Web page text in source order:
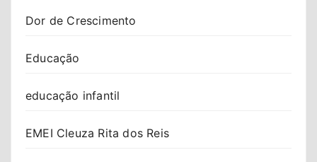
Dor de Crescimento
Educação
educação infantil
EMEI Cleuza Rita dos Reis